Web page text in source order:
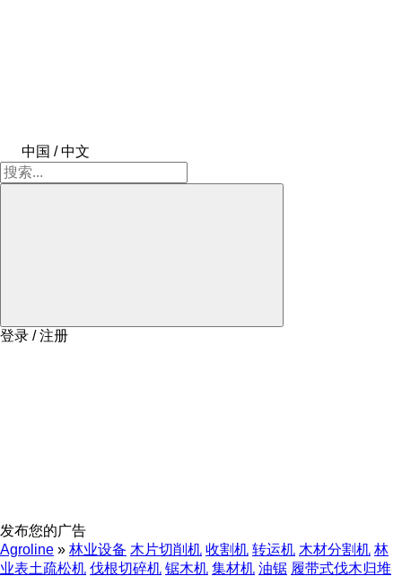
中国 / 中文
登录 / 注册
发布您的广告
Agroline » 林业设备 木片切削机 收割机 转运机 木材分割机 林
业表土疏松机 伐根切碎机 锯木机 集材机 油锯 履带式伐木归堆